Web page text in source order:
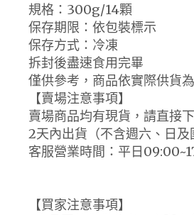
規格：300g/14顆
保存期限：依包裝標示
保存方式：冷凍
拆封後盡速食用完畢
僅供參考，商品依實際供貨
【賣場注意事項】
賣場商品均有現貨，請直接
2天內出貨（不含週六、日及
客服營業時間：平日
【買家注意事項】